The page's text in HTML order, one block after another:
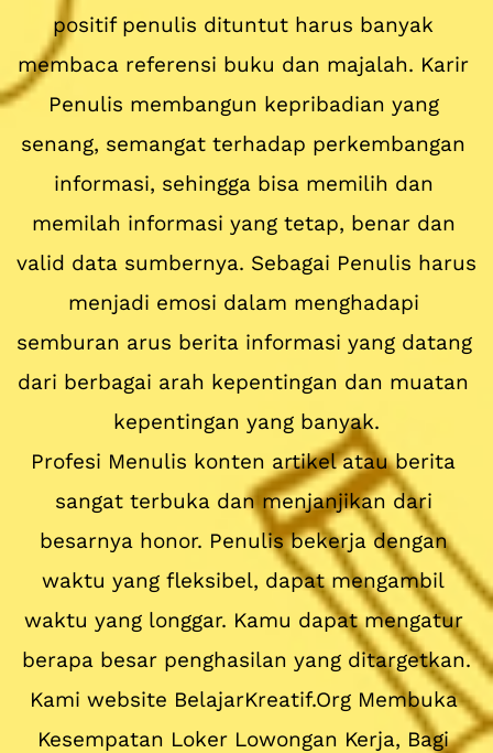
positif penulis dituntut harus banyak
membaca referensi buku dan majalah. Karir
Penulis membangun kepribadian yang
senang, semangat terhadap perkembangan
informasi, sehingga bisa memilih dan
memilah informasi yang tetap, benar dan
valid data sumbernya. Sebagai Penulis harus
menjadi emosi dalam menghadapi
semburan arus berita informasi yang datang
dari berbagai arah kepentingan dan muatan
kepentingan yang banyak.
Profesi Menulis konten artikel atau berita
sangat terbuka dan menjanjikan dari
besarnya honor. Penulis bekerja dengan
waktu yang fleksibel, dapat mengambil
waktu yang longgar. Kamu dapat mengatur
berapa besar penghasilan yang ditargetkan.
Kami website BelajarKreatif.Org Membuka
Kesempatan Loker Lowongan Kerja, Bagi